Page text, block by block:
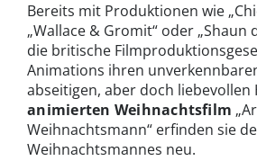
Bereits mit Produktionen wie
„Wallace & Gromit“ oder „Shaun
die britische
Animations ihren
abseitigen, aber doch liebevollen
animierten Weihnachtsfilm
Weihnachtsmann“ erfinden sie
Weihnachtsmannes neu.